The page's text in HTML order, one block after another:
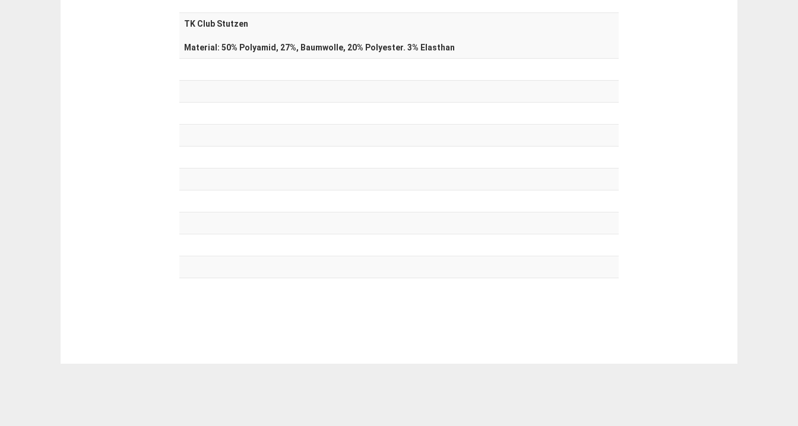
TK Club Stutzen
Material: 50% Polyamid, 27%, Baumwolle, 20% Polyester. 3% Elasthan